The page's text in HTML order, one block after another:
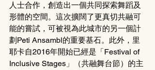
人士合作，創造出一個共同探索舞蹈及
形體的空間。這次擴闊了更真切共融可
能的嘗試，可被視為此城市的另一個計
劃Peti Ansambl的重要基石。此外，里
耶卡自2016年開始已經是「Festival of
Inclusive Stages」（共融舞台節）的主